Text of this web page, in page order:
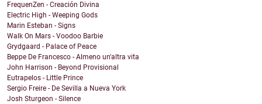
FrequenZen - Creación Divina
Electric High - Weeping Gods
Marin Esteban - Signs
Walk On Mars - Voodoo Barbie
Grydgaard - Palace of Peace
Beppe De Francesco - Almeno un'altra vita
John Harrison - Beyond Provisional
Eutrapelos - Little Prince
Sergio Freire - De Sevilla a Nueva York
Josh Sturgeon - Silence